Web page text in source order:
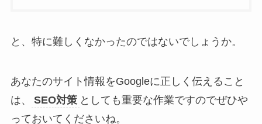
と、特に難しくなかったのではないでしょうか。
あなたのサイト情報をGoogleに正しく伝えること
は、
SEO対策 としても重要な作業ですのでぜひや
っておいてくださいね。